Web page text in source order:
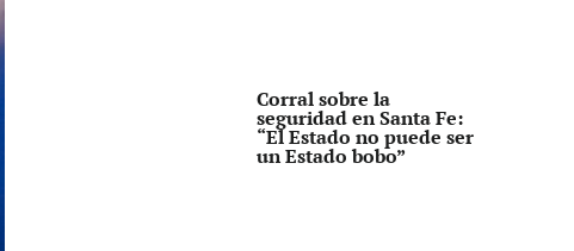
Corral sobre la
seguridad en Santa Fe:
“El Estado no puede ser
un Estado bobo”